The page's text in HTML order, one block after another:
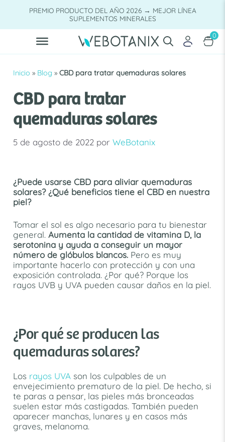
PREMIO PRODUCTO DEL AÑO 2026 → MEJOR LÍNEA
SUPLEMENTOS MINERALES
0
Inicio » Blog » CBD para tratar quemaduras solares
CBD para tratar
quemaduras solares
5 de agosto de 2022 por WeBotanix
¿Puede usarse CBD para aliviar quemaduras
solares? ¿Qué beneficios tiene el CBD en nuestra
piel?
Tomar el sol es algo necesario para tu bienestar
general. Aumenta la cantidad de vitamina D, la
serotonina y ayuda a conseguir un mayor
número de glóbulos blancos.Pero es muy
importante hacerlo con protección y con una
exposición controlada. ¿Por qué? Porque los
rayos UVB y UVA pueden causar daños en la piel.
¿Por qué se producen las
quemaduras solares?
Los rayos UVA son los culpables de un
envejecimiento prematuro de la piel. De hecho, si
te paras a pensar, las pieles más bronceadas
suelen estar más castigadas. También pueden
aparecer manchas, lunares y en casos más
graves, melanoma.